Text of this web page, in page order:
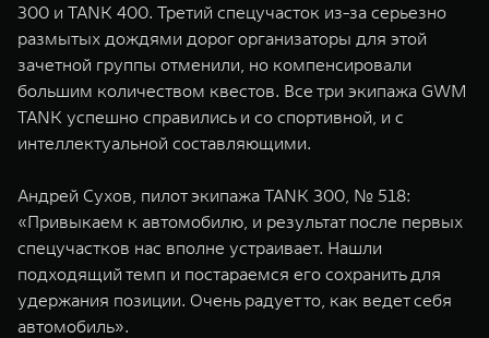
300 и TANK 400. Третий спецучасток из-за серьезно
размытых дождями дорог организаторы для этой
зачетной группы отменили, но компенсировали
большим количеством квестов. Все три экипажа GWM
TANK успешно справились и со спортивной, и с
интеллектуальной составляющими.
Андрей Сухов, пилот экипажа TANK 300, № 518:
«Привыкаем к автомобилю, и результат после первых
спецучастков нас вполне устраивает. Нашли
подходящий темп и постараемся его сохранить для
удержания позиции. Очень радует то, как ведет себя
автомобиль».